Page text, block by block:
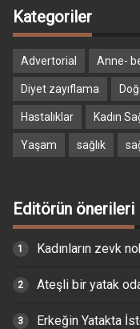
Kategoriler
Advertorial Anne-
Diyet zayıflama
Hastalıklar Kadın
Yaşam sağlık
Editörün önerileri
Kadınların zevk
Ateşli bir yatak
Erkeğin Yatakta